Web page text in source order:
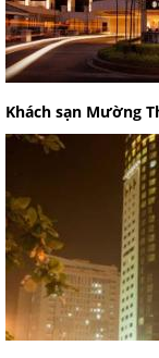
Khách sạn Mường